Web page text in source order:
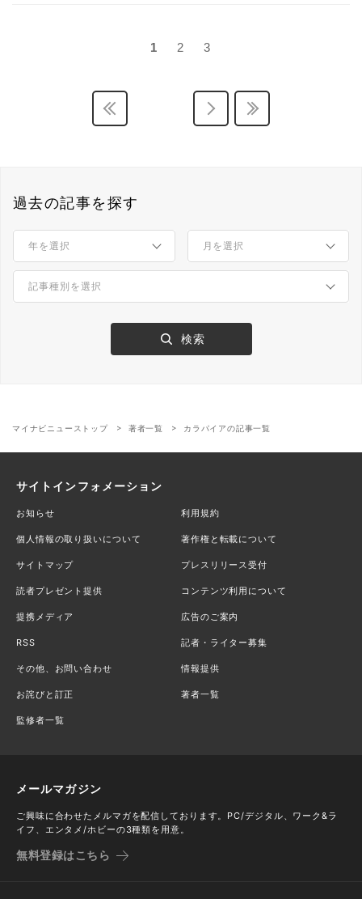
1 2 3
過去の記事を探す
マイナビニューストップ 著者一覧 カラパイアの記事一覧
サイトインフォメーション
お知らせ 利用規約
個人情報の取り扱いについて 著作権と転載について
サイトマップ プレスリリース受付
読者プレゼント提供 コンテンツ利用について
提携メディア 広告のご案内
RSS 記者・ライター募集
その他、お問い合わせ 情報提供
お詫びと訂正 著者一覧
監修者一覧
メールマガジン
ご興味に合わせたメルマガを配信しております。PC/デジタル、ワーク&ラ
イフ、エンタメ/ホビーの3種類を用意。
無料登録はこちら